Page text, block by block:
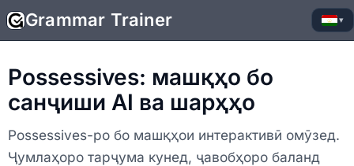
Grammar Trainer ▾
Possessives: машқҳо бо
санҷиши AI ва шарҳҳо
Possessives-ро бо машқҳои интерактивӣ омӯзед.
Ҷумлаҳоро тарҷума кунед, ҷавобҳоро баланд